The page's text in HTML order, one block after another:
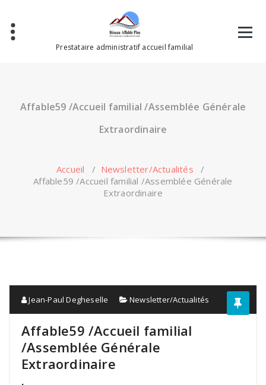
contenu
Prestataire administratif accueil familial
Affable59 /Accueil familial /Assemblée Générale
Extraordinaire
Accueil / Newsletter/Actualités /
Affable59 /Accueil familial /Assemblée Générale
Extraordinaire
Jean-Paul Degheselle Newsletter/Actualités
Affable59 /Accueil familial
/Assemblée Générale
Extraordinaire